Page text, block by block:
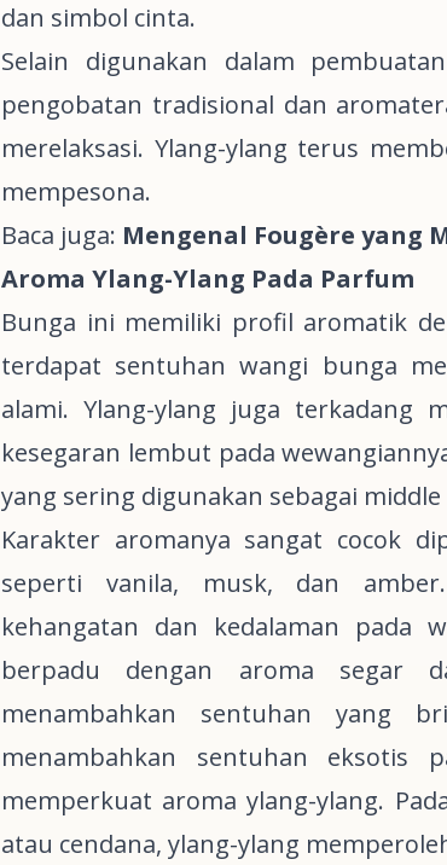
dan simbol cinta.
Selain digunakan dalam
pengobatan tradisional dan
merelaksasi. Ylang-ylang terus
mempesona.
Baca juga: Mengenal Fougère yang
Aroma Ylang-Ylang Pada Parfum
Bunga ini memiliki profil aromatik
terdapat sentuhan wangi bunga
alami. Ylang-ylang juga terkadang
kesegaran lembut pada
yang sering digunakan sebagai
Karakter aromanya sangat cocok
seperti vanila, musk, dan amber
kehangatan dan kedalaman pada
berpadu dengan aroma segar
menambahkan sentuhan yang
menambahkan sentuhan eksotis
memperkuat aroma ylang-ylang.
atau cendana, ylang-ylang